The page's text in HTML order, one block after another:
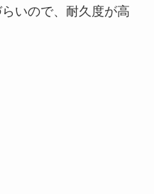
いので、耐久度が高